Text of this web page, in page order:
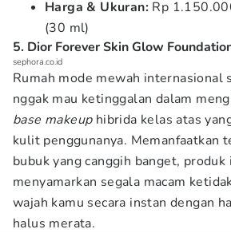
Harga & Ukuran: Rp
(30 ml)
5. Dior Forever Skin Glow
sephora.co.id
Rumah mode mewah internasional
nggak mau ketinggalan dalam
base makeuphibrida kelas atas
kulit penggunanya. Memanfaatkan
bubuk yang canggih banget, produk
menyamarkan segala macam
wajah kamu secara instan dengan
halus merata.